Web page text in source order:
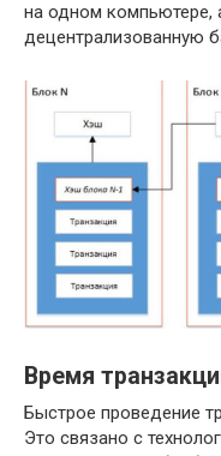
на одном компьютере,
децентрализованную
Время
Быстрое проведение
Это связано с